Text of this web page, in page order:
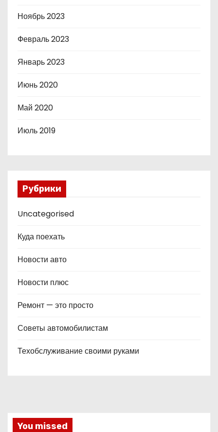
Ноябрь 2023
Февраль 2023
Январь 2023
Июнь 2020
Май 2020
Июль 2019
Рубрики
Uncategorised
Куда поехать
Новости авто
Новости плюс
Ремонт — это просто
Советы автомобилистам
Техобслуживание своими руками
You missed